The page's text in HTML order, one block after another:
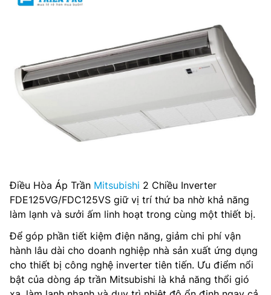
Điều Hòa Áp Trần Mitsubishi 2 Chiều Inverter
FDE125VG/FDC125VS giữ vị trí thứ ba nhờ khả năng
làm lạnh và sưởi ấm linh hoạt trong cùng một thiết bị.
Để góp phần tiết kiệm điện năng, giảm chi phí vận
hành lâu dài cho doanh nghiệp nhà sản xuất ứng dụng
cho thiết bị công nghệ inverter tiên tiến. Ưu điểm nổi
bật của dòng áp trần Mitsubishi là khả năng thổi gió